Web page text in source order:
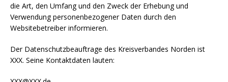
die Art, den Umfang und den Zweck der Erhebung und
Verwendung personenbezogener Daten durch den
Websitebetreiber informieren.
Der Datenschutzbeauftrage des Kreisverbandes Norden ist
XXX. Seine Kontaktdaten lauten: